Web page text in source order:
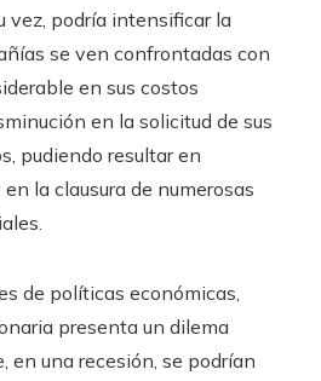
vez, podría intensificar la
se ven confrontadas con
en sus costos
en la solicitud de sus
pudiendo resultar en
la clausura de numerosas
de políticas económicas,
presenta un dilema
en una recesión, se podrían